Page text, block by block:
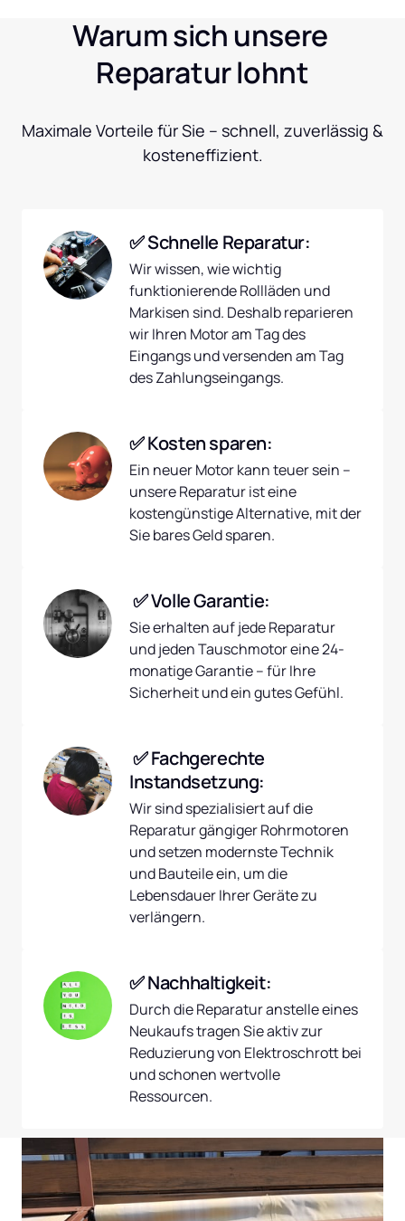
Warum sich unsere
Reparatur lohnt
Maximale Vorteile für Sie – schnell, zuverlässig &
kosteneffizient.
✅ Schnelle Reparatur:
Wir wissen, wie wichtig
funktionierende Rollläden und
Markisen sind. Deshalb reparieren
wir Ihren Motor am Tag des
Eingangs und versenden am Tag
des Zahlungseingangs.
✅ Kosten sparen:
Ein neuer Motor kann teuer sein –
unsere Reparatur ist eine
kostengünstige Alternative, mit der
Sie bares Geld sparen.
✅ Volle Garantie:
Sie erhalten auf jede Reparatur
und jeden Tauschmotor eine 24-
monatige Garantie – für Ihre
Sicherheit und ein gutes Gefühl.
Instandsetzung:
Wir sind spezialisiert auf die
Reparatur gängiger Rohrmotoren
und setzen modernste Technik
und Bauteile ein, um die
Lebensdauer Ihrer Geräte zu
verlängern.
✅ Nachhaltigkeit:
Durch die Reparatur anstelle eines
Neukaufs tragen Sie aktiv zur
Reduzierung von Elektroschrott bei
und schonen wertvolle
Ressourcen.